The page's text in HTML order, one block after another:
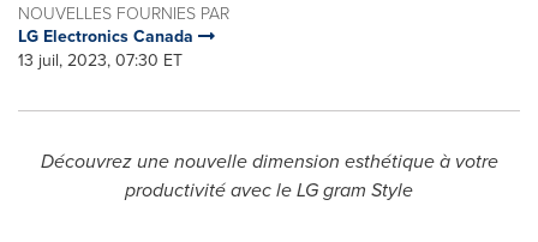
NOUVELLES FOURNIES PAR
LG Electronics Canada
13 juil, 2023, 07:30 ET
Découvrez une nouvelle dimension esthétique à votre
productivité avec le LG gram Style